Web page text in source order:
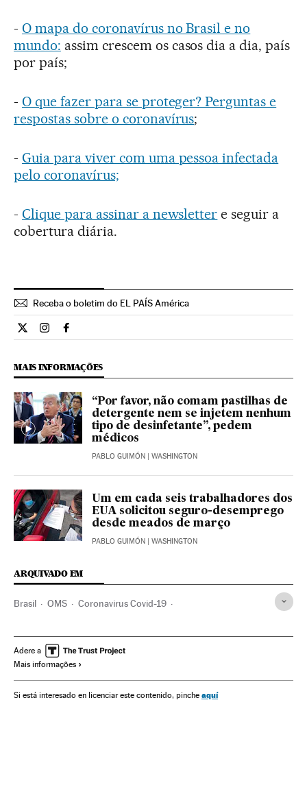
- O mapa do coronavírus no Brasil e no
mundo: assim crescem os casos dia a dia, país
por país;
- O que fazer para se proteger? Perguntas e
respostas sobre o coronavírus;
- Guia para viver com uma pessoa infectada
pelo coronavírus;
- Clique para assinar a newsletter e seguir a
cobertura diária.
Receba o boletim do EL PAÍS América
Internacional El País Brasil en Twitter
Internacional El País Brasil en Instagram
Internacional El País Brasil en Facebook
MAIS INFORMAÇÕES
“Por favor, não comam pastilhas de
detergente nem se injetem nenhum
tipo de desinfetante”, pedem
médicos
PABLO GUIMÓN | WASHINGTON
Um em cada seis trabalhadores dos
EUA solicitou seguro-desemprego
desde meados de março
PABLO GUIMÓN | WASHINGTON
ARQUIVADO EM
Brasil OMS Coronavirus Covid-19
Doenças infecciosas Doenças respiratórias
Ministério Saúde
Donald Trump Joseph Biden Bernie Sanders
Adere a
Mais informações
Si está interesado en licenciar este contenido, pinche aquí